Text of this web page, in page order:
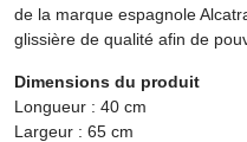
de la marque espagnole
glissière de qualité afin de
Dimensions du produit
Longueur : 40 cm
Largeur : 65 cm